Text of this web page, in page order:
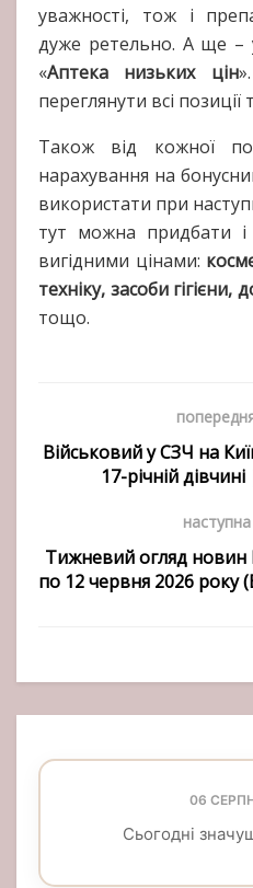
уважності, тож і
дуже ретельно. А ще –
«Аптека низьких цін
переглянути всі
Також від кожної
нарахування на
використати при
тут можна придбати
вигідними цінами:
техніку, засоби
тощо.
Військовий у СЗЧ на
17-річній
Тижневий огляд новин
по 12 червня 2026 року
06
Сьогодні